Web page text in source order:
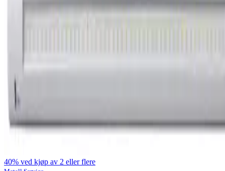
40% ved kjøp av 2 eller flere